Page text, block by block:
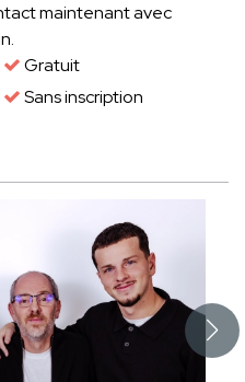
maintenant avec
Gratuit
Sans inscription